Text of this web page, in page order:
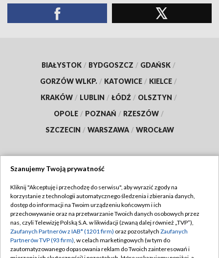
BIAŁYSTOK / BYDGOSZCZ / GDAŃSK /
GORZÓW WLKP. / KATOWICE / KIELCE /
KRAKÓW / LUBLIN / ŁÓDŹ / OLSZTYN /
OPOLE / POZNAŃ / RZESZÓW /
SZCZECIN / WARSZAWA / WROCŁAW
TVP
Abonament TVP
Emisja w TVP
Centrum informacji TVP
Regulamin TVP
Polityka prywatności
Moje zgody
Szanujemy Twoją prywatność
Kliknij "Akceptuję i przechodzę do serwisu", aby wyrazić zgody na
korzystanie z technologii automatycznego śledzenia i zbierania danych,
dostęp do informacji na Twoim urządzeniu końcowym i ich
przechowywanie oraz na przetwarzanie Twoich danych osobowych przez
nas, czyli Telewizję Polską S.A. w likwidacji (zwaną dalej również „TVP”),
Zaufanych Partnerów z IAB* (1201 firm) oraz pozostałych Zaufanych
Partnerów TVP (93 firm), w celach marketingowych (w tym do
zautomatyzowanego dopasowania reklam do Twoich zainteresowań i